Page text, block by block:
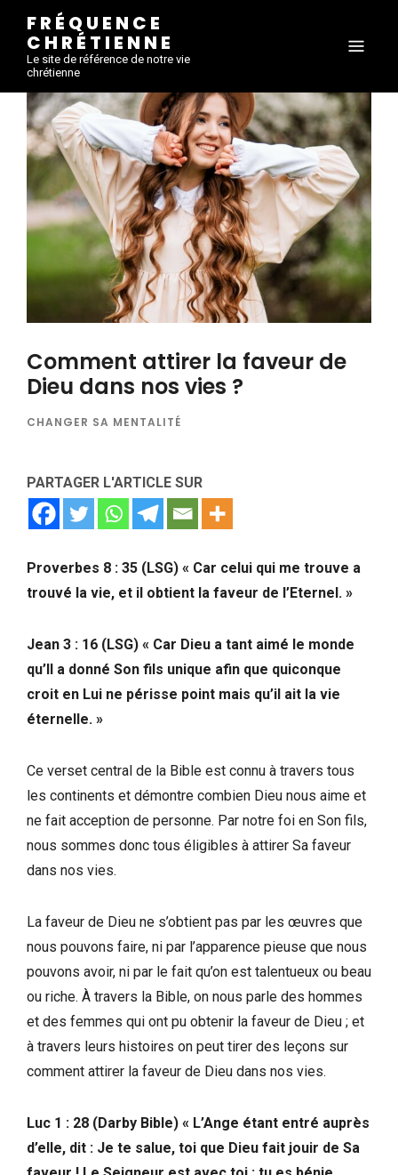
FRÉQUENCE
CHRÉTIENNE
Le site de référence de notre vie
chrétienne
Comment attirer la faveur de
Dieu dans nos vies ?
CHANGER SA MENTALITÉ
PARTAGER L'ARTICLE SUR
Proverbes 8 : 35 (LSG) « Car celui qui me trouve a
trouvé la vie, et il obtient la faveur de l’Eternel. »
Jean 3 : 16 (LSG) « Car Dieu a tant aimé le monde
qu’Il a donné Son fils unique afin que quiconque
croit en Lui ne périsse point mais qu’il ait la vie
éternelle. »
Ce verset central de la Bible est connu à travers tous
les continents et démontre combien Dieu nous aime et
ne fait acception de personne. Par notre foi en Son fils,
nous sommes donc tous éligibles à attirer Sa faveur
dans nos vies.
La faveur de Dieu ne s’obtient pas par les œuvres que
nous pouvons faire, ni par l’apparence pieuse que nous
pouvons avoir, ni par le fait qu’on est talentueux ou beau
ou riche. À travers la Bible, on nous parle des hommes
et des femmes qui ont pu obtenir la faveur de Dieu ; et
à travers leurs histoires on peut tirer des leçons sur
comment attirer la faveur de Dieu dans nos vies.
Luc 1 : 28 (Darby Bible) « L’Ange étant entré auprès
d’elle, dit : Je te salue, toi que Dieu fait jouir de Sa